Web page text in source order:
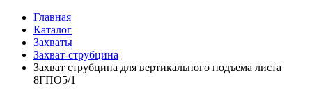
Главная
Каталог
Захваты
Захват-струбцина
Захват струбцина для вертикального подъема листа
8ГПО5/1